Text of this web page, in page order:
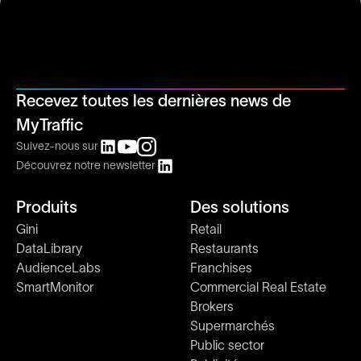
Recevez toutes les dernières news de
MyTraffic
Suivez-nous sur
Découvrez notre newsletter
Produits
Gini
DataLibrary
AudienceLabs
SmartMonitor
Des solutions
Retail
Restaurants
Franchises
Commercial Real Estate
Brokers
Supermarchés
Public sector